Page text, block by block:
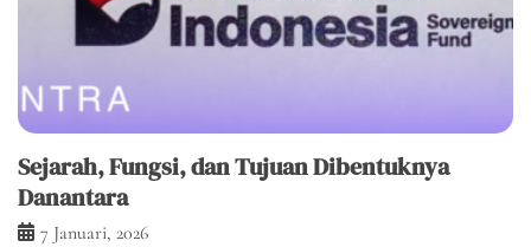
Sejarah, Fungsi, dan Tujuan Dibentuknya
Danantara
7 Januari, 2026